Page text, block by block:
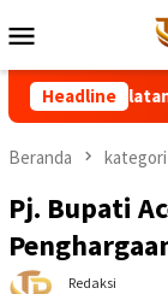
ke
kontenMobile
Headline
Selatan
Beranda kategori
Pj. Bupati
Redaksi